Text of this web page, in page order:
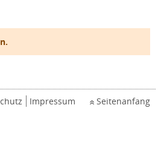
Impressum Seitenanfang